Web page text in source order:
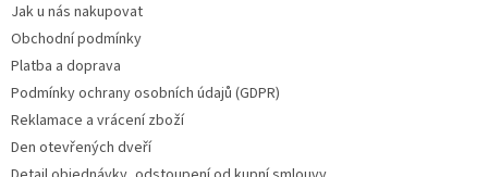
Jak u nás nakupovat
Obchodní podmínky
Platba a doprava
Podmínky ochrany osobních údajů (GDPR)
Reklamace a vrácení zboží
Den otevřených dveří